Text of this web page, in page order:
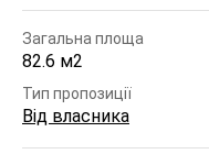
Загальна площа
82.6 м2
Тип пропозиції
Від власника